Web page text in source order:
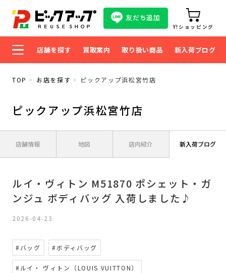
友だち追加
Y!ショッピング
店舗を探す 買取案内 取り扱い商品 新入荷ブログ
TOP お店を探す ピックアップ浜松宮竹店
ピックアップ浜松宮竹店
店舗情報 地図 店内紹介 新入荷ブログ
ルイ・ヴィトン M51870 ポシェット・ガ
ンジュ ボディバッグ 入荷しました♪
2026-04-23
#バッグ #ボディバッグ
#ルイ・ ヴィトン（LOUIS VUITTON）